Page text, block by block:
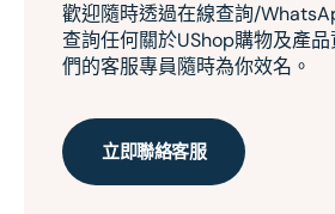
歡迎隨時透過在線查詢/
查詢任何關於UShop購物及產
們的客服專員隨時為你效名。
立即聯絡客服